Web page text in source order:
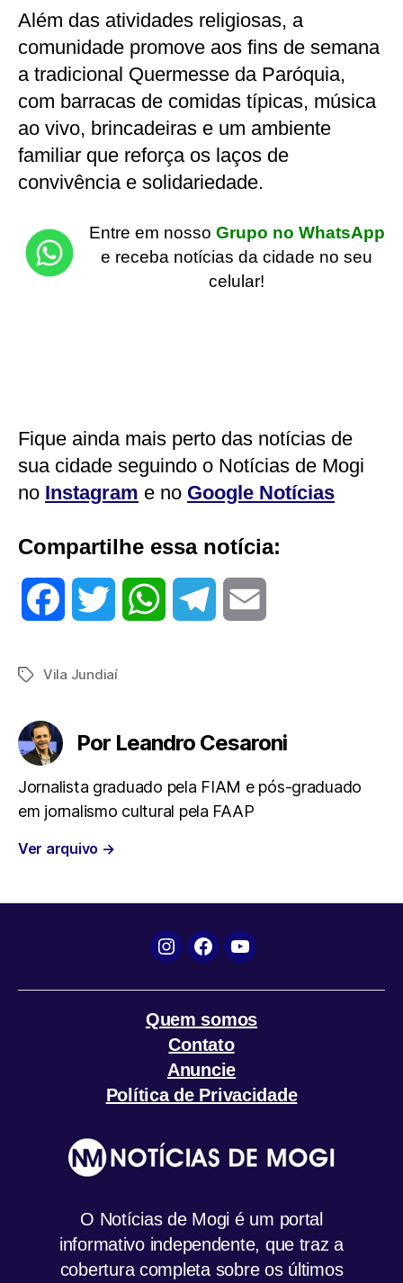
Além das atividades religiosas, a
comunidade promove aos fins de semana
a tradicional Quermesse da Paróquia,
com barracas de comidas típicas, música
ao vivo, brincadeiras e um ambiente
familiar que reforça os laços de
convivência e solidariedade.
Entre em nosso Grupo no WhatsApp
e receba notícias da cidade no seu
celular!
Fique ainda mais perto das notícias de
sua cidade seguindo o Notícias de Mogi
no Instagram e no Google Notícias
Compartilhe essa notícia:
o
o
k
e A
p
r
m
TagsVila Jundiaí
Por Leandro Cesaroni
Jornalista graduado pela FIAM e pós-graduado
em jornalismo cultural pela FAAP
Ver arquivo →
Instagram
FacebookYouTube
Quem somos
Contato
Anuncie
Política de Privacidade
O Notícias de Mogi é um portal
informativo independente, que traz a
cobertura completa sobre os últimos